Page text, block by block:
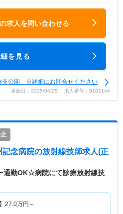
求人を問い合わせる
を見る
非公開 ※詳細はお問合せください
更新日：2025/04/25 求人番号：9101144
記念病院の放射線技師求人(正
通勤OK☆病院にて診療放射線技
27.0万円～